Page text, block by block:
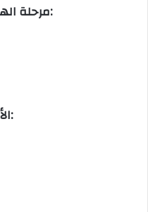
5. مرحلة الهيكل الإنشائي أو العظم:
6. الأعمال الكهروميكانيكية: